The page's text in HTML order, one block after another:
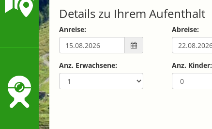
Details zu Ihrem Aufenthalt
Anreise: Abreise:
Anz. Erwachsene: Anz. Kinder: